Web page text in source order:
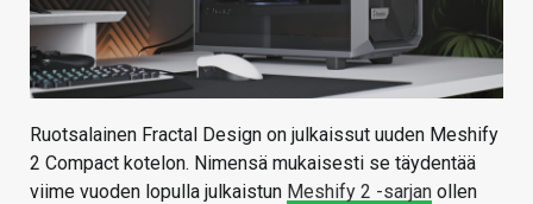
Ruotsalainen Fractal Design on julkaissut uuden Meshify
2 Compact kotelon. Nimensä mukaisesti se täydentää
viime vuoden lopulla julkaistun Meshify 2 -sarjan ollen